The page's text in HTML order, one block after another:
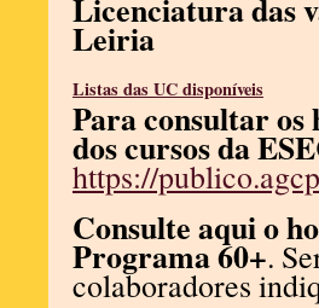
Licenciatura das
Leiria
Listas das UC disponíveis
Para consultar
dos cursos da
https://
Consulte aqui o
Programa 60+.
colaboradores